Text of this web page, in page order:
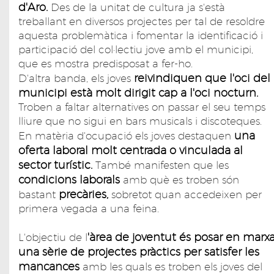
d'Aro. Des de la unitat de cultura ja s'està
treballant en diversos projectes per tal de resoldre
aquesta problemàtica i fomentar la identificació i
participació del col·lectiu jove amb el municipi,
que es mostra predisposat a fer-ho.
D'altra banda, els joves reivindiquen que l'oci del
municipi està molt dirigit cap a l'oci nocturn.
Troben a faltar alternatives on passar el seu temps
lliure que no sigui en bars musicals i discoteques.
En matèria d'ocupació els joves destaquen una
oferta laboral molt centrada o vinculada al
sector turístic. També manifesten que les
condicions laborals amb què es troben són
bastant precàries, sobretot quan accedeixen per
primera vegada a una feina.
L'objectiu de l'àrea de joventut és posar en
una sèrie de projectes pràctics per satisfer les
mancances amb les quals es troben els joves del